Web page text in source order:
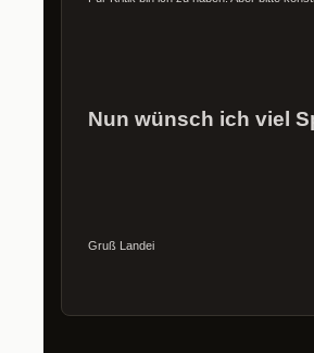
Nun wünsch ich viel
Gruß Landei